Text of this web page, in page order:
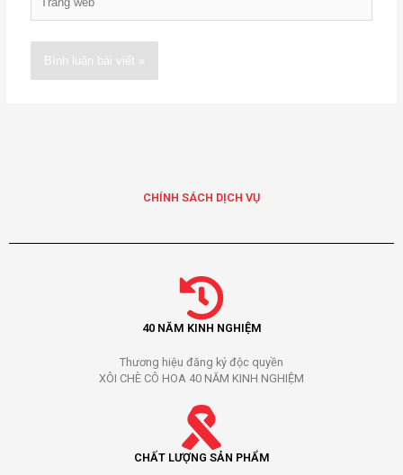
web
CHÍNH SÁCH DỊCH VỤ
40 NĂM KINH NGHIỆM
Thương hiệu đăng ký độc quyền
XÔI CHÈ CÔ HOA 40 NĂM KINH NGHIỆM
CHẤT LƯỢNG SẢN PHẨM